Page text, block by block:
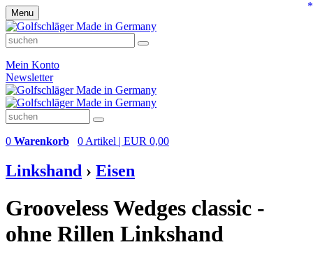
Menu
Mein Konto
Newsletter
*
0 Warenkorb 0 Artikel | EUR 0,00
Linkshand › Eisen
Grooveless Wedges classic -
ohne Rillen Linkshand